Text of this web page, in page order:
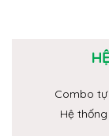
Combo
Hệ